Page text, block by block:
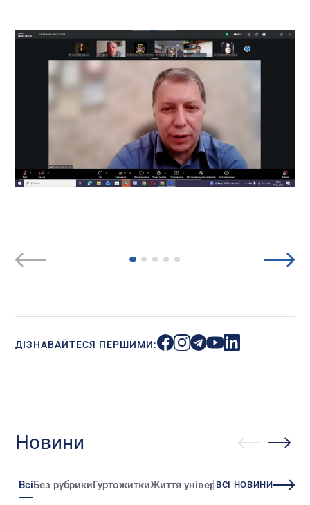
ДІЗНАВАЙТЕСЯ ПЕРШИМИ:
Новини
Всі Без рубрики ГуртожиткиЖиття університетуЗміни
ВСІ НОВИНИ